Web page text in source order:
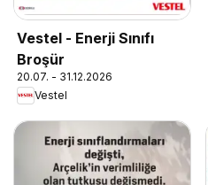
Vestel - Enerji Sınıfı
Broşür
20.07. - 31.12.2026
Vestel